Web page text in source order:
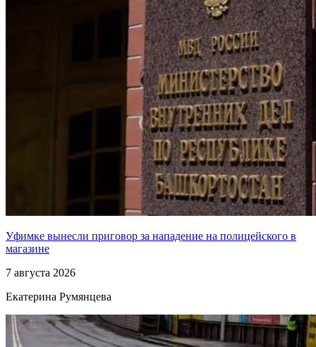
Уфимке вынесли приговор за нападение на полицейского в
магазине
7 августа 2026
Екатерина Румянцева